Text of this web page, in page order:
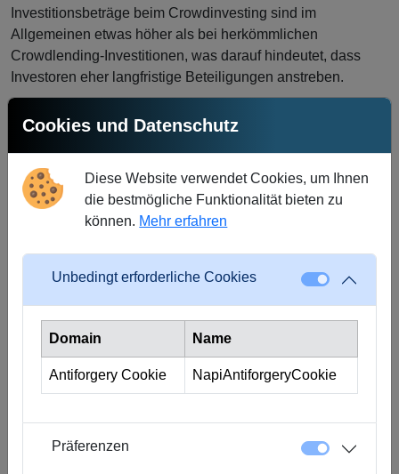
Investitionsbeträge beim Crowdinvesting sind im
Allgemeinen etwas höher als bei herkömmlichen
Crowdlending-Investitionen, was darauf hindeutet, dass
Investoren eher langfristige Beteiligungen anstreben.
Möglichkeit, direkt in Immobilienprojekte zu investieren,
ohne das gesamte Objekt selbst erwerben zu müssen.
Stattdessen können sie einen Anteil am Gesamtprojekt
erwerben, wodurch die finanzielle Belastung reduziert und
das Risiko gestreut wird. Dies macht Immobilien-
dabei große Summen zu investieren.
Im Bereich des Crowdinvestings in Eigenkapital können
Investoren in vielversprechende Startups und Unternehmen
investieren, die frisches Kapital für ihr Wachstum und ihre
Expansion benötigen. Dies ermöglicht es Unternehmern,
auszuschöpfen, während Investoren die Chance haben, am
Erfolg dieser Unternehmen teilzuhaben.
Cookies und Datenschutz
Diese Website verwendet Cookies, um Ihnen
die bestmögliche Funktionalität bieten zu
können. Mehr erfahren
Unbedingt erforderliche Cookies
Domain Name
Antiforgery Cookie NapiAntiforgeryCookie
Präferenzen